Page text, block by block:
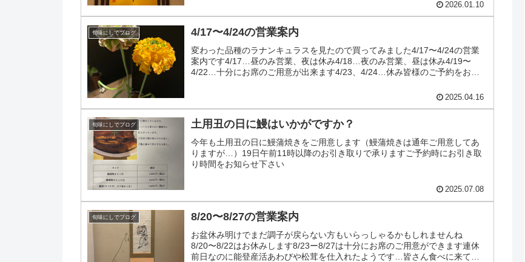
2026.01.10
旬味にしでブログ 4/17〜4/24の営業案内
変わった品種のラナンキュラスを見たので買ってみました4/17〜4/24の営業
案内です4/17…昼のみ営業、夜は休み4/18…夜のみ営業、昼は休み4/19〜
4/22…十分にお席のご用意が出来ます4/23、4/24…休み皆様のご予約をお待
2025.04.16
旬味にしでブログ 土用丑の日に鰻はいかがですか？
今年も土用丑の日に鰻蒲焼きをご用意します（鰻蒲焼きは通年ご用意してあ
りますが…）19日午前11時以降のお引き取りで承りますご予約時にお引き取
り時間をお知らせ下さい
2025.07.08
旬味にしでブログ 8/20〜8/27の営業案内
お盆休み明けでまだ調子が戻らない方もいらっしゃるかもしれませんね
8/20〜8/22はお休みします8/23ー8/27は十分にお席のご用意ができます連休
前日なのに能登産活あわびや松茸を仕入れたようです…皆さん食べに来て下